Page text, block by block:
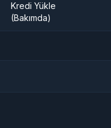
Kredi Yükle
(Bakımda)